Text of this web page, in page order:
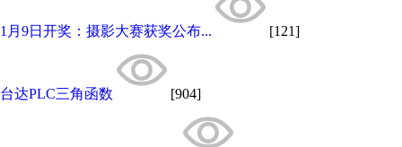
1月9日开奖：摄影大赛获奖公布... [121]
台达PLC三角函数 [904]